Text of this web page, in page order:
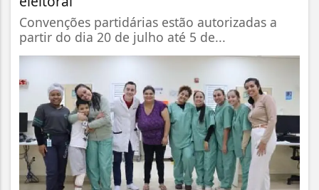
Convenções partidárias estão autorizadas a
partir do dia 20 de julho até 5 de...